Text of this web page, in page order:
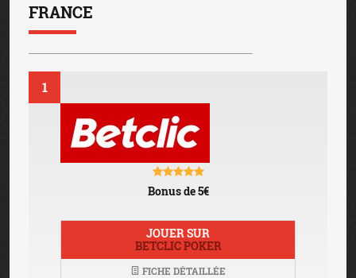
FRANCE
1
Bonus de 5€
JOUER SUR
BETCLIC POKER
FICHE DÉTAILLÉE